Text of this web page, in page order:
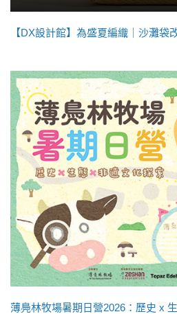
【DX設計館】為盛夏編織｜沙灘袋
薄鳧林牧場暑期日營2026：歷史 x